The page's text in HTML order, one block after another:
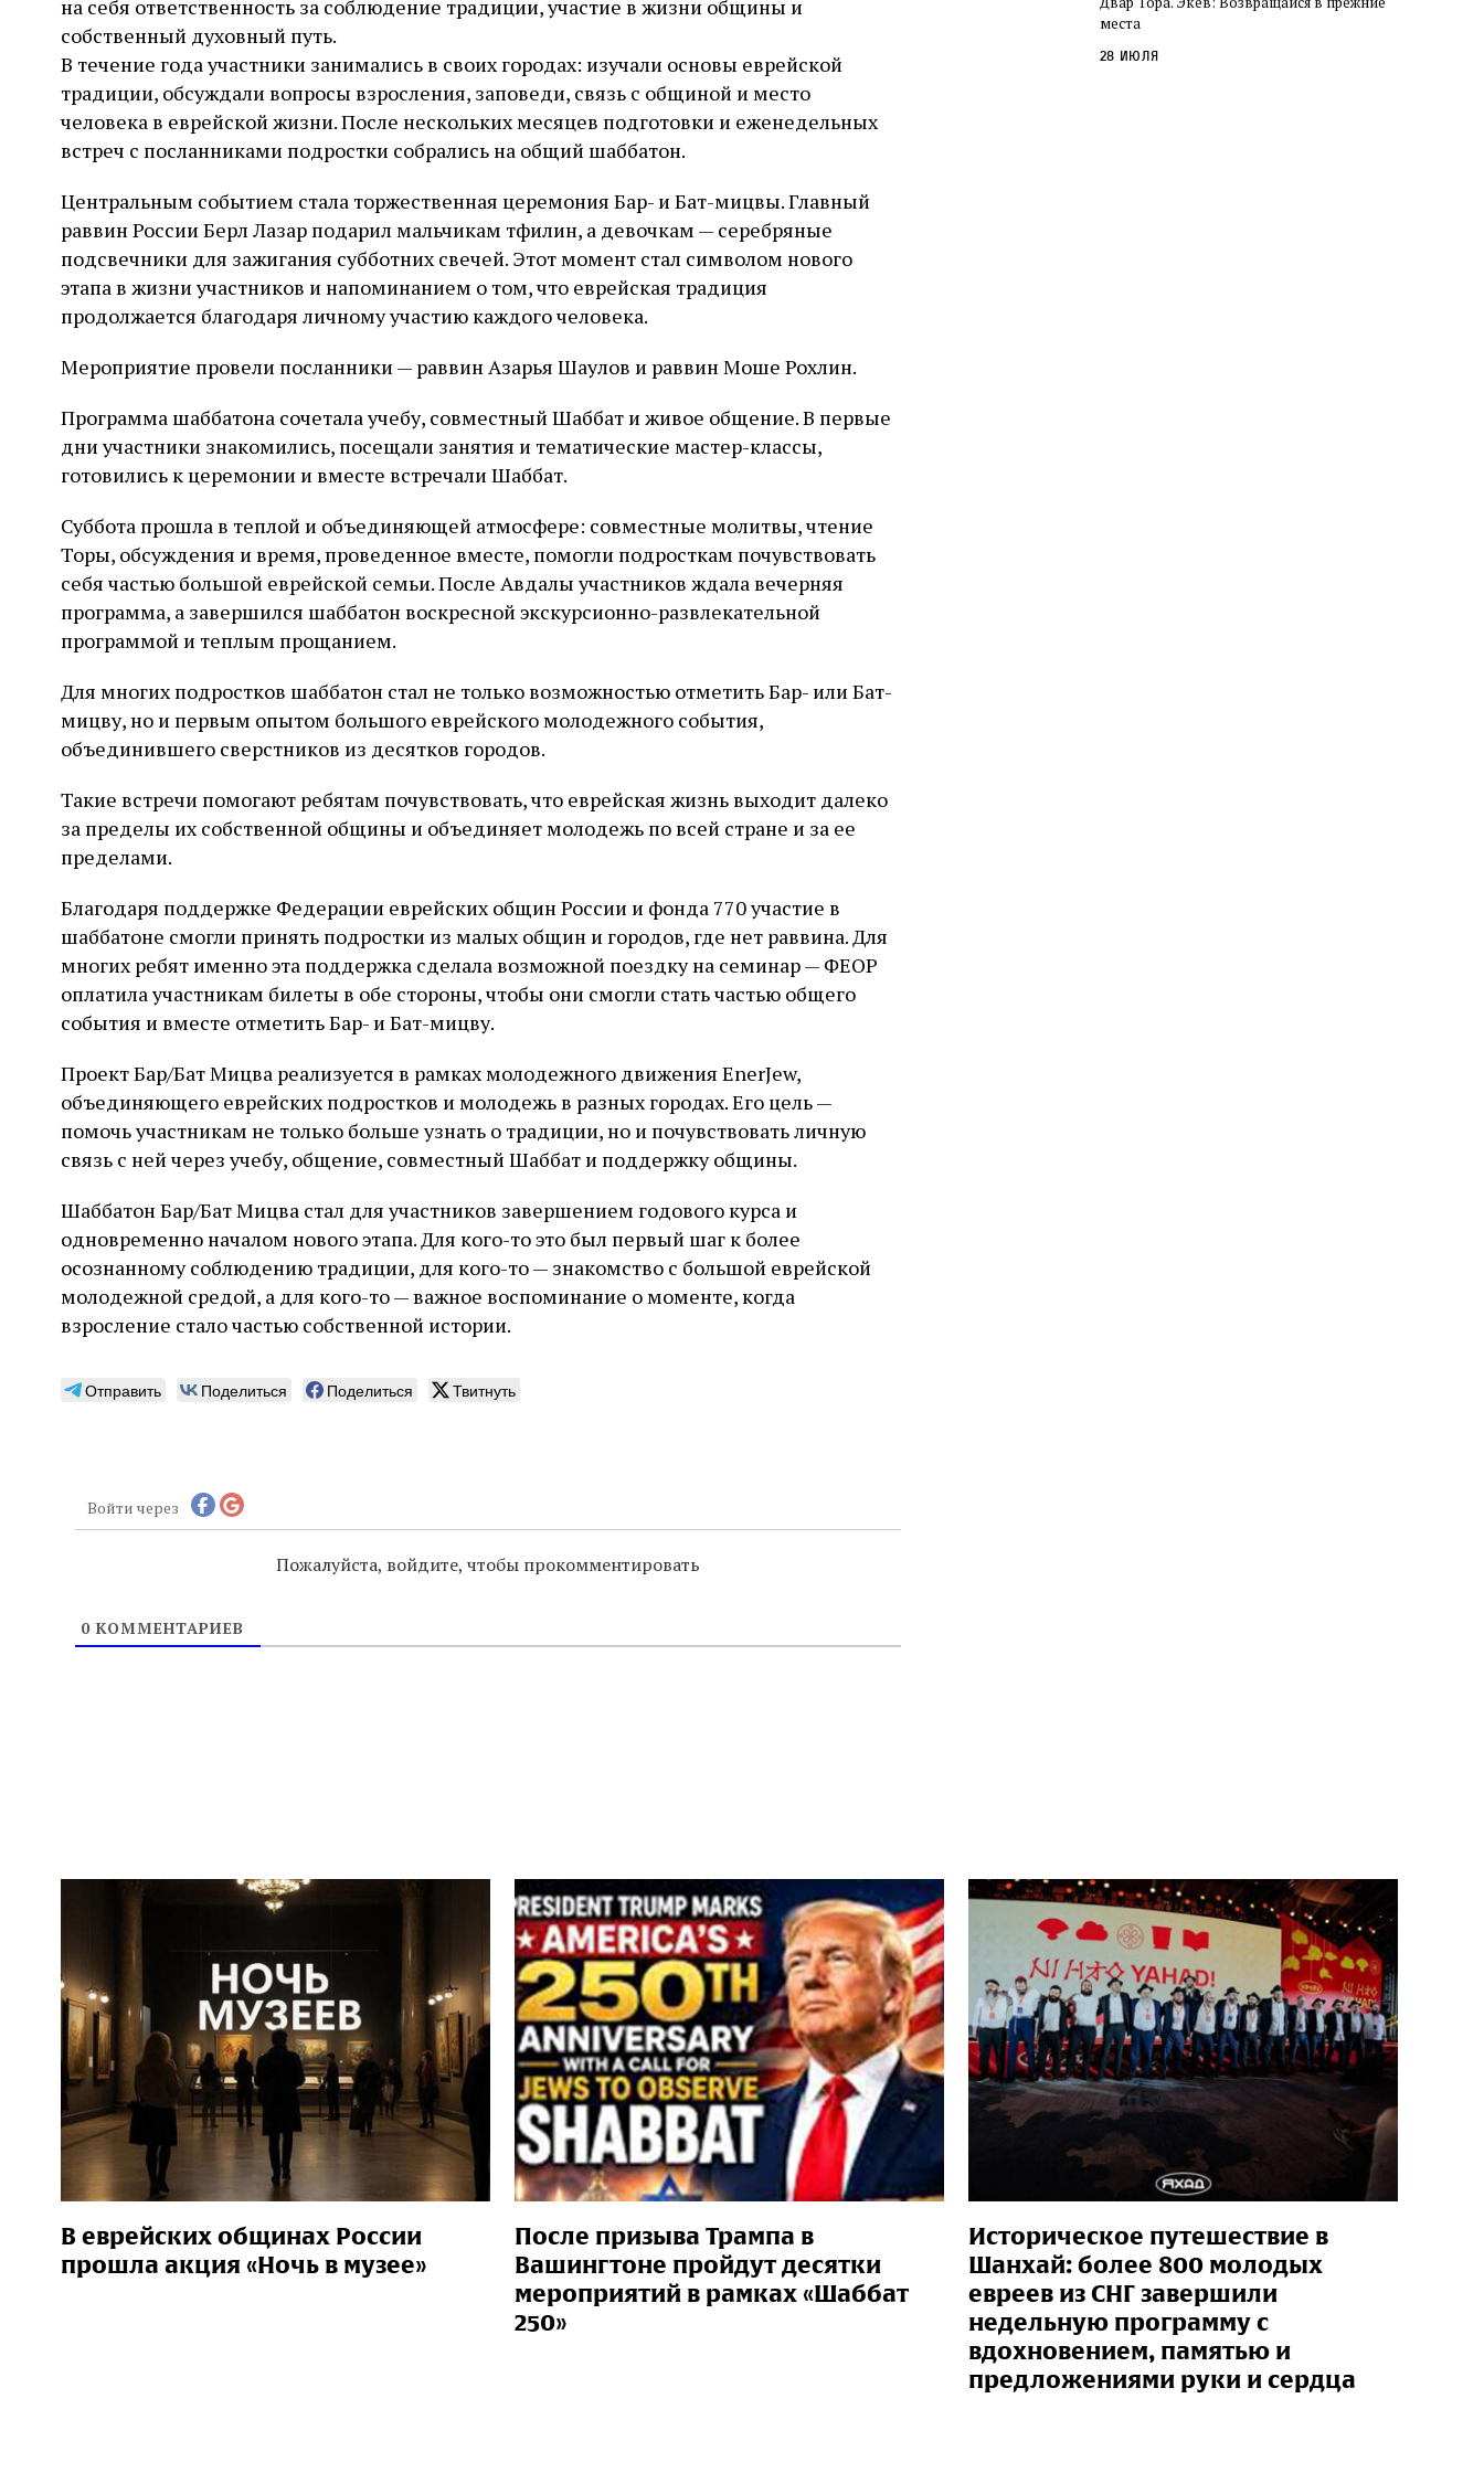
на себя ответственность за соблюдение традиции, участие в жизни общины и
собственный духовный путь.
В течение года участники занимались в своих городах: изучали основы еврейской
традиции, обсуждали вопросы взросления, заповеди, связь с общиной и место
человека в еврейской жизни. После нескольких месяцев подготовки и еженедельных
встреч с посланниками подростки собрались на общий шаббатон.
Центральным событием стала торжественная церемония Бар- и Бат-мицвы. Главный
раввин России Берл Лазар подарил мальчикам тфилин, а девочкам — серебряные
подсвечники для зажигания субботних свечей. Этот момент стал символом нового
этапа в жизни участников и напоминанием о том, что еврейская традиция
продолжается благодаря личному участию каждого человека.
Мероприятие провели посланники — раввин Азарья Шаулов и раввин Моше Рохлин.
Программа шаббатона сочетала учебу, совместный Шаббат и живое общение. В первые
дни участники знакомились, посещали занятия и тематические мастер-классы,
готовились к церемонии и вместе встречали Шаббат.
Суббота прошла в теплой и объединяющей атмосфере: совместные молитвы, чтение
Торы, обсуждения и время, проведенное вместе, помогли подросткам почувствовать
себя частью большой еврейской семьи. После Авдалы участников ждала вечерняя
программа, а завершился шаббатон воскресной экскурсионно-развлекательной
программой и теплым прощанием.
Для многих подростков шаббатон стал не только возможностью отметить Бар- или Бат-
мицву, но и первым опытом большого еврейского молодежного события,
объединившего сверстников из десятков городов.
Такие встречи помогают ребятам почувствовать, что еврейская жизнь выходит далеко
за пределы их собственной общины и объединяет молодежь по всей стране и за ее
пределами.
Благодаря поддержке Федерации еврейских общин России и фонда 770 участие в
шаббатоне смогли принять подростки из малых общин и городов, где нет раввина. Для
многих ребят именно эта поддержка сделала возможной поездку на семинар — ФЕОР
оплатила участникам билеты в обе стороны, чтобы они смогли стать частью общего
события и вместе отметить Бар- и Бат-мицву.
Проект Бар/Бат Мицва реализуется в рамках молодежного движения EnerJew,
объединяющего еврейских подростков и молодежь в разных городах. Его цель —
помочь участникам не только больше узнать о традиции, но и почувствовать личную
связь с ней через учебу, общение, совместный Шаббат и поддержку общины.
Шаббатон Бар/Бат Мицва стал для участников завершением годового курса и
одновременно началом нового этапа. Для кого-то это был первый шаг к более
осознанному соблюдению традиции, для кого-то — знакомство с большой еврейской
молодежной средой, а для кого-то — важное воспоминание о моменте, когда
взросление стало частью собственной истории.
Отправить Поделиться Поделиться Твитнуть
Войти через
Пожалуйста, войдите, чтобы прокомментировать
0КОММЕНТАРИЕВ
слово в переводе Библии
места
28 июля
В еврейских общинах России
прошла акция «Ночь в музее»
После призыва Трампа в
Вашингтоне пройдут десятки
мероприятий в рамках «Шаббат
250»
Историческое путешествие в
Шанхай: более 800 молодых
евреев из СНГ завершили
недельную программу с
вдохновением, памятью и
предложениями руки и сердца